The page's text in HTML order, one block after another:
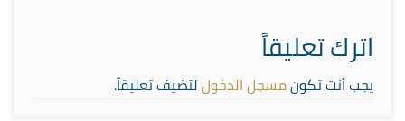
اترك تعليقاً
يجب أنت تكونمسجل الدخوللتضيف تعليقاً.